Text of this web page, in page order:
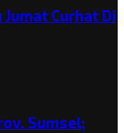
Curhat Di
Sumsel;